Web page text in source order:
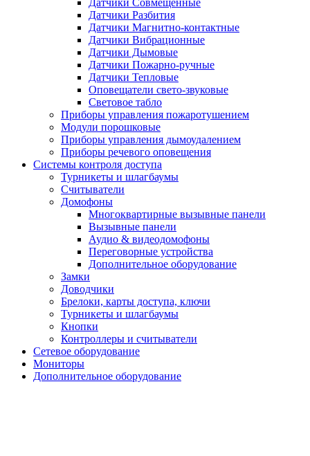
Датчики Разбития
Датчики Магнитно-контактные
Датчики Вибрационные
Датчики Дымовые
Датчики Пожарно-ручные
Датчики Тепловые
Оповещатели свето-звуковые
Световое табло
Приборы управления пожаротушением
Модули порошковые
Приборы управления дымоудалением
Приборы речевого оповещения
Системы контроля доступа
Турникеты и шлагбаумы
Cчитыватели
Домофоны
Многоквартирные вызывные панели
Вызывные панели
Аудио & видеодомофоны
Переговорные устройства
Дополнительное оборудование
Замки
Доводчики
Брелоки, карты доступа, ключи
Турникеты и шлагбаумы
Кнопки
Контроллеры и считыватели
Сетевое оборудование
Мониторы
Дополнительное оборудование